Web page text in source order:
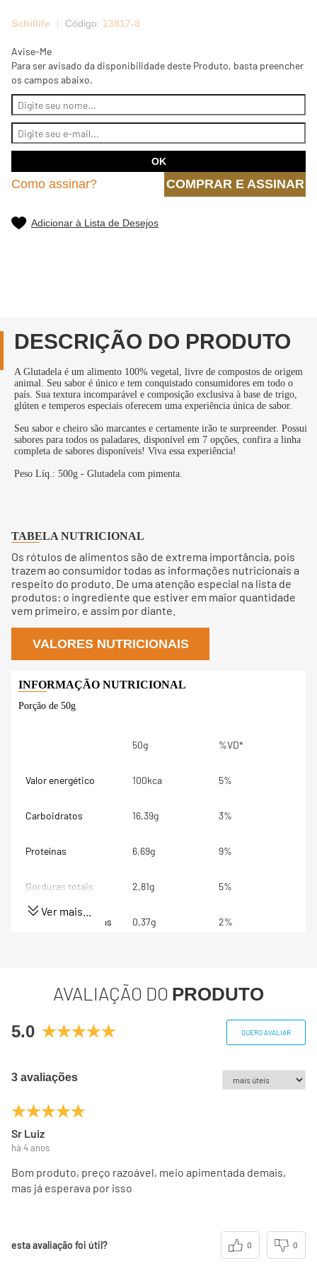
Schillife 13817-8
Avise-Me
Para ser avisado da disponibilidade deste Produto, basta preencher
os campos abaixo.
Como assinar? COMPRAR E ASSINAR
Adicionar à Lista de Desejos
DESCRIÇÃO DO PRODUTO
A Glutadela é um alimento 100% vegetal, livre de compostos de origem
animal. Seu sabor é único e tem conquistado consumidores em todo o
país. Sua textura incomparável e composição exclusiva à base de trigo,
glúten e temperos especiais oferecem uma experiência única de sabor.
Seu sabor e cheiro são marcantes e certamente irão te surpreender. Possui
sabores para todos os paladares, disponível em 7 opções, confira a linha
completa de sabores disponíveis! Viva essa experiência!
Peso Líq.: 500g - Glutadela com pimenta.
TABELA NUTRICIONAL
Os rótulos de alimentos são de extrema importância, pois
trazem ao consumidor todas as informações nutricionais a
respeito do produto. De uma atenção especial na lista de
produtos: o ingrediente que estiver em maior quantidade
vem primeiro, e assim por diante.
VALORES NUTRICIONAIS
Porção de 50g
50g %VD*
Valor energético 100kca 5%
Carboidratos 16,39g 3%
Proteínas 6,69g 9%
Gorduras totais 2,81g 5%
Gorduras Saturadas 0,37g 2%
Fibra alimentar 0,52g 2%
Sódio
-
(*) Valores diários com base em uma dieta de 2000 kcal
ou 8400 kj. Seus valores podem ser maiores ou menores
dependendo de suas necessidades energéticas
(**) Valores diários não estabelecidos.
Ver mais...
AVALIAÇÃO DO PRODUTO
5.0 QUERO AVALIAR
3 avaliações
Sr Luiz
há 4 anos
Bom produto, preço razoável, meio apimentada demais,
mas já esperava por isso
esta avaliação foi útil? 0 0